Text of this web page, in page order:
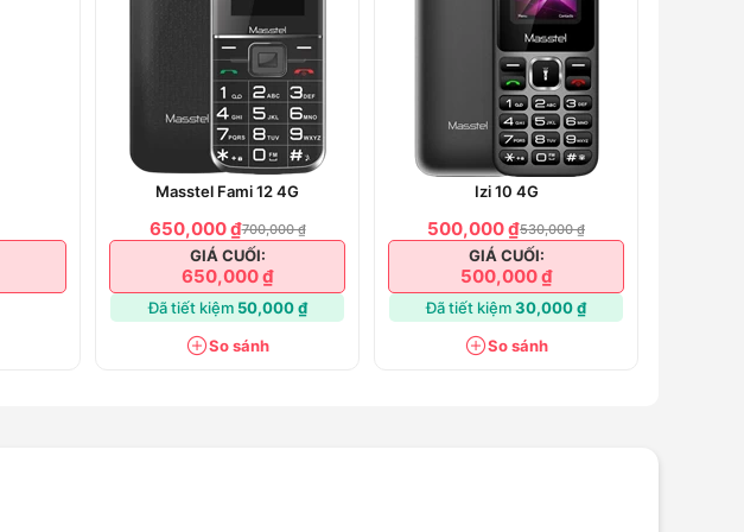
Masstel Fami 12 4G
650,000 ₫700,000 ₫
GIÁ CUỐI:
650,000 ₫
Đã tiết kiệm 50,000 ₫
So sánh
Izi 10 4G
500,000 ₫530,000 ₫
GIÁ CUỐI:
500,000 ₫
Đã tiết kiệm30,000 ₫
So sánh